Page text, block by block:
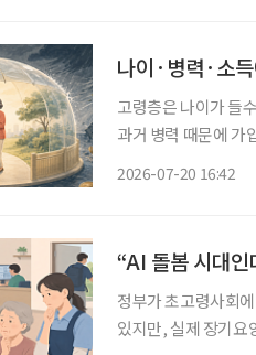
나이·병력·소
고령층은 나이가 들
과거 병력 때문에 가
2026-07-20 16:42
“AI 돌봄 시대인
정부가 초고령사회
있지만, 실제 장기요